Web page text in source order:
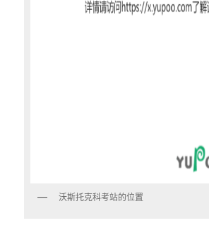
沃斯托克科考站的位置